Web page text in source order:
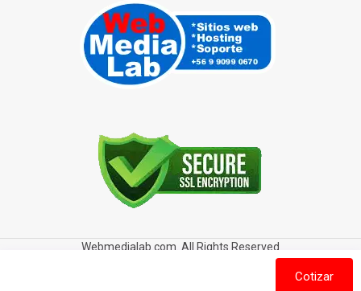
Webmedialab.com. All Rights Reserved
Política de privacidad
Política de Cookies
Cotizar